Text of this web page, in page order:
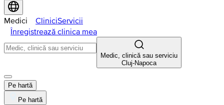
Medici CliniciServicii
Înregistrează clinica mea
Medic, clinică sau serviciu
Cluj-Napoca
Pe hartă
Pe hartă